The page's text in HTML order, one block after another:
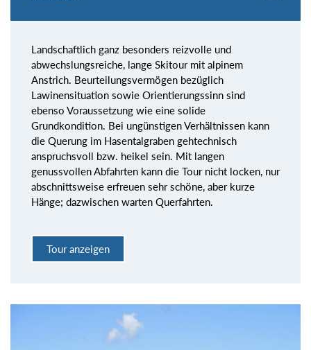
Landschaftlich ganz besonders reizvolle und
abwechslungsreiche, lange Skitour mit alpinem
Anstrich. Beurteilungsvermögen bezüglich
Lawinensituation sowie Orientierungssinn sind
ebenso Voraussetzung wie eine solide
Grundkondition. Bei ungünstigen Verhältnissen kann
die Querung im Hasentalgraben gehtechnisch
anspruchsvoll bzw. heikel sein. Mit langen
genussvollen Abfahrten kann die Tour nicht locken, nur
abschnittsweise erfreuen sehr schöne, aber kurze
Hänge; dazwischen warten Querfahrten.
Tour anzeigen